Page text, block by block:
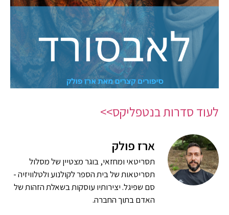
לעוד סדרות בנטפליקס>>
ארז פולק
תסריטאי ומחזאי, בוגר מצטיין של מסלול
תסריטאות של בית הספר לקולנוע ולטלוויזיה -
סם שפיגל. יצירותיו עוסקות בשאלת הזהות של
האדם בתוך החברה.